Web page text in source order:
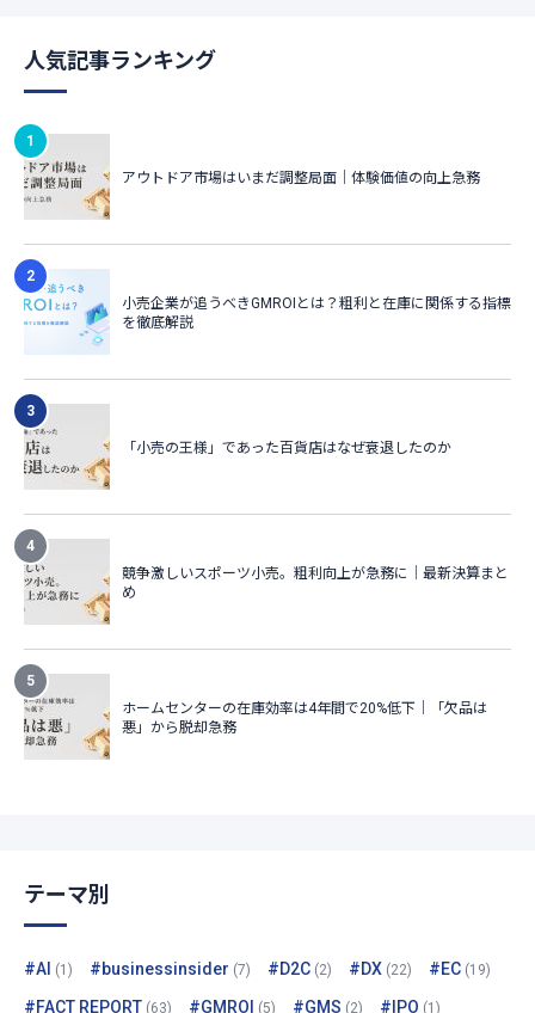
人気記事ランキング
テーマ別
#AI (1) #businessinsider (7) #D2C (2) #DX (22) #EC (19)
#FACT REPORT (63) #GMROI (5) #GMS (2) #IPO (1)